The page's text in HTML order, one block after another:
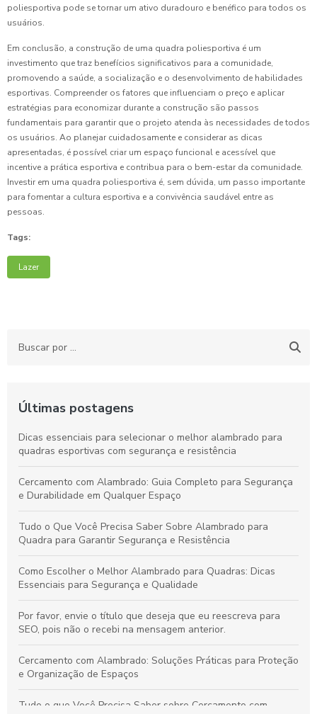
poliesportiva pode se tornar um ativo duradouro e benéfico para todos os
usuários.
Em conclusão, a construção de uma quadra poliesportiva é um
investimento que traz benefícios significativos para a comunidade,
promovendo a saúde, a socialização e o desenvolvimento de habilidades
esportivas. Compreender os fatores que influenciam o preço e aplicar
estratégias para economizar durante a construção são passos
fundamentais para garantir que o projeto atenda às necessidades de todos
os usuários. Ao planejar cuidadosamente e considerar as dicas
apresentadas, é possível criar um espaço funcional e acessível que
incentive a prática esportiva e contribua para o bem-estar da comunidade.
Investir em uma quadra poliesportiva é, sem dúvida, um passo importante
para fomentar a cultura esportiva e a convivência saudável entre as
pessoas.
Tags:
Lazer
Últimas postagens
Dicas essenciais para selecionar o melhor alambrado para
quadras esportivas com segurança e resistência
Cercamento com Alambrado: Guia Completo para Segurança
e Durabilidade em Qualquer Espaço
Tudo o Que Você Precisa Saber Sobre Alambrado para
Quadra para Garantir Segurança e Resistência
Como Escolher o Melhor Alambrado para Quadras: Dicas
Essenciais para Segurança e Qualidade
Por favor, envie o título que deseja que eu reescreva para
SEO, pois não o recebi na mensagem anterior.
Cercamento com Alambrado: Soluções Práticas para Proteção
e Organização de Espaços
Tudo o que Você Precisa Saber sobre Cercamento com